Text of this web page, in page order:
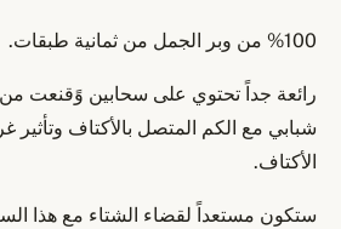
%100 من وبر الجمل من ثمانية طبقات.
رائعة جداً تحتوي على سحابين وًقنعت من
شبابي مع الكم المتصل بالأكتاف وتأثير
الأكتاف.
ستكون مستعداً لقضاء الشتاء مع هذا